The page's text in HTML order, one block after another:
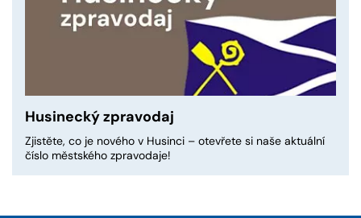
Husinecký zpravodaj
Zjistěte, co je nového v Husinci – otevřete si naše aktuální
číslo městského zpravodaje!